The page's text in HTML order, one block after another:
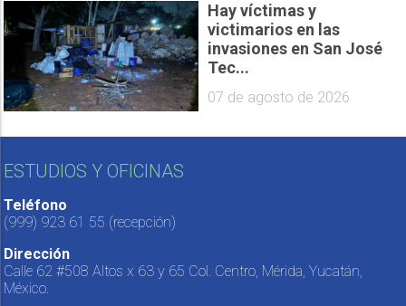
Hay víctimas y
victimarios en las
invasiones en San José
Tec...
07 de agosto de 2026
ESTUDIOS Y OFICINAS
Teléfono
(999) 923 61 55 (recepción)
Dirección
Calle 62 #508 Altos x 63 y 65 Col. Centro, Mérida, Yucatán,
México.